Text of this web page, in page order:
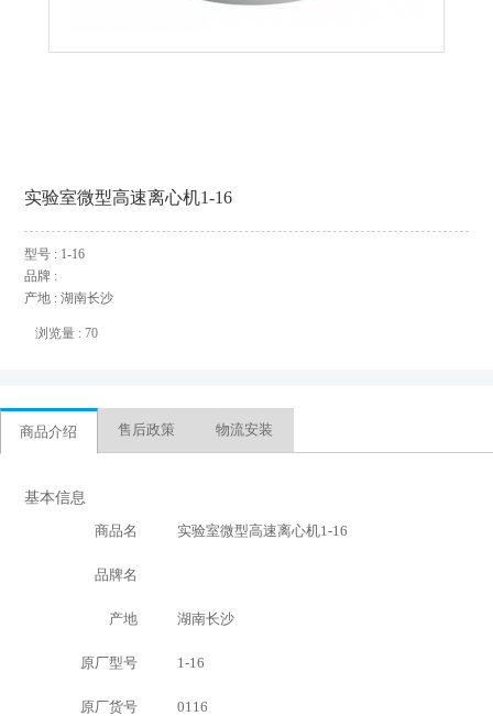
实验室微型高速离心机1-16
型号 : 1-16
品牌 :
产地 : 湖南长沙
浏览量 : 70
商品介绍 售后政策 物流安装
基本信息
商品名
实验室微型高速离心机1-16
品牌名
产地 湖南长沙
原厂型号 1-16
原厂货号 0116